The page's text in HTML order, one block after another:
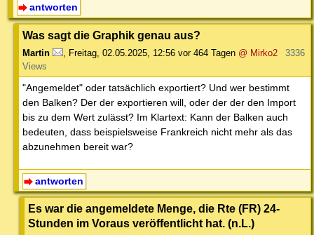
antworten
Was sagt die Graphik genau aus?
Martin Freitag, 02.05.2025, 12:56 vor 464 Tagen @ Mirko2
3336
Views
"Angemeldet" oder tatsächlich exportiert? Und wer bestimmt
den Balken? Der der exportieren will, oder der der den Import
bis zu dem Wert zulässt? Im Klartext: Kann der Balken auch
bedeuten, dass beispielsweise Frankreich nicht mehr als das
abzunehmen bereit war?
antworten
Es war die angemeldete Menge, die Rte (FR) 24-
Stunden im Voraus veröffentlicht hat. (n.L.)